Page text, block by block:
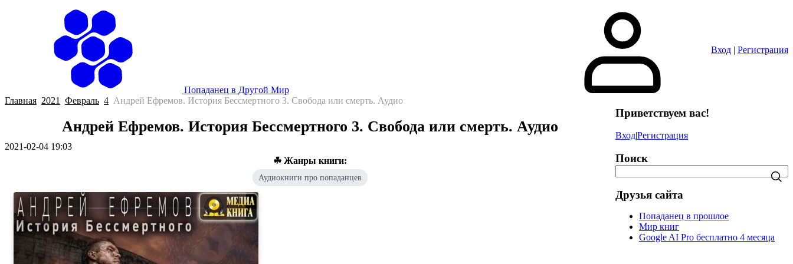
Попаданец в Другой Мир
Вход | Регистрация
Главная 2021 Февраль 4 Андрей Ефремов. История Бессмертного 3. Свобода или смерть. Аудио
Андрей Ефремов. История Бессмертного 3. Свобода или смерть. Аудио
2021-02-04 19:03
☘ Жанры книги:
Аудиокниги про попаданцев
Приветствуем вас!
Вход|Регистрация
Поиск
Друзья сайта
Попаданец в прошлое
Мир книг
Google AI Pro бесплатно 4 месяца